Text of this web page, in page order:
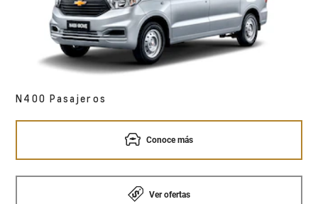
N400 Pasajeros
Conoce más
Ver ofertas